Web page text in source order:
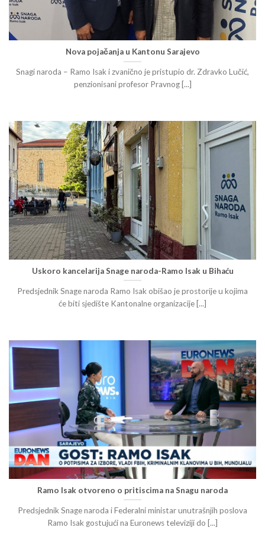
Nova pojačanja u Kantonu Sarajevo
Snagi naroda – Ramo Isak i zvanično je pristupio dr. Zdravko Lučić,
penzionisani profesor Pravnog [...]
Uskoro kancelarija Snage naroda-Ramo Isak u Bihaću
Predsjednik Snage naroda Ramo Isak obišao je prostorije u kojima
će biti sjedište Kantonalne organizacije [...]
Ramo Isak otvoreno o pritiscima na Snagu naroda
Predsjednik Snage naroda i Federalni ministar unutrašnjih poslova
Ramo Isak gostujući na Euronews televiziji do [...]